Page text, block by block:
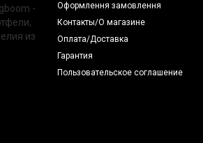
-
из
Оформлення замовлення
Контакты/О магазине
Оплата/Доставка
Гарантия
Пользовательское соглашение